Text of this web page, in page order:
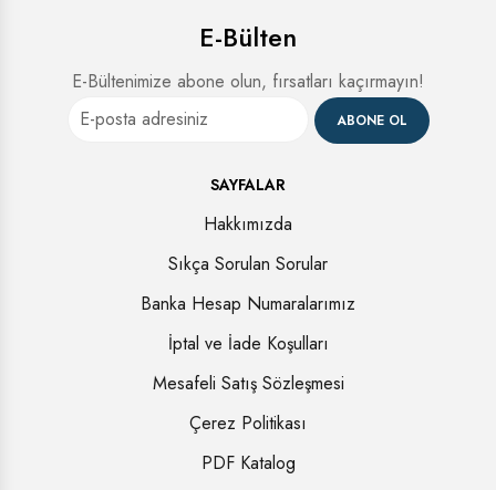
E-Bülten
E-Bültenimize abone olun, fırsatları kaçırmayın!
ABONE OL
SAYFALAR
Hakkımızda
Sıkça Sorulan Sorular
Banka Hesap Numaralarımız
İptal ve İade Koşulları
Mesafeli Satış Sözleşmesi
Çerez Politikası
PDF Katalog